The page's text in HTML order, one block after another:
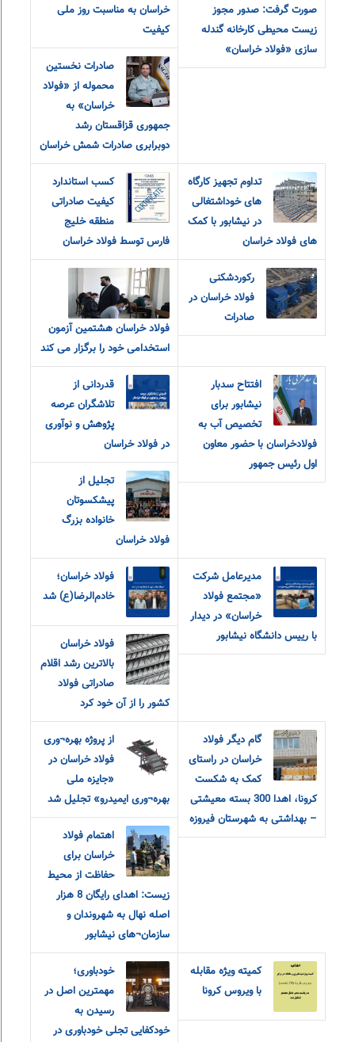
صورت گرفت: صدور مجوز
زیست محیطی کارخانه گندله
سازی «فولاد خراسان»
خراسان به مناسبت روز ملی
کیفیت
صادرات نخستین
محموله از «فولاد
خراسان» به
جمهوری قزاقستان رشد
دوبرابری صادرات شمش خراسان
تداوم تجهیز کارگاه
های خوداشتغالی
در نیشابور با کمک
های فولاد خراسان
کسب استاندارد
کیفیت صادراتی
منطقه خلیج
فارس توسط فولاد خراسان
رکوردشکنی
فولاد خراسان در
صادرات
فولاد خراسان هشتمین آزمون
استخدامی خود را برگزار می کند
افتتاح سدبار
نیشابور برای
تخصیص آب به
فولادخراسان با حضور معاون
اول رئیس جمهور
قدردانی از
تلاشگران عرصه
پژوهش و نوآوری
در فولاد خراسان
تجلیل از
پیشکسوتان
خانواده بزرگ
فولاد خراسان
مدیرعامل شرکت
«مجتمع فولاد
خراسان» در دیدار
با رییس دانشگاه نیشابور
فولاد خراسان؛
خادم‌الرضا(ع) شد
فولاد خراسان
بالاترین رشد اقلام
صادراتی فولاد
کشور را از آن خود کرد
گام دیگر فولاد
خراسان در راستای
کمک به شکست
کرونا، اهدا 300 بسته معیشتی
– بهداشتی به شهرستان فیروزه
از پروژه بهره¬وری
فولاد خراسان در
«جایزه ملی
بهره¬وری ایمیدرو» تجلیل شد
اهتمام فولاد
خراسان برای
حفاظت از محیط
زیست: اهدای رایگان 8 هزار
اصله نهال به شهروندان و
سازمان¬های نیشابور
کمیته ویژه مقابله
با ویروس کرونا
خودباوری؛
مهمترین اصل در
رسیدن به
خودکفایی تجلی خودباوری در